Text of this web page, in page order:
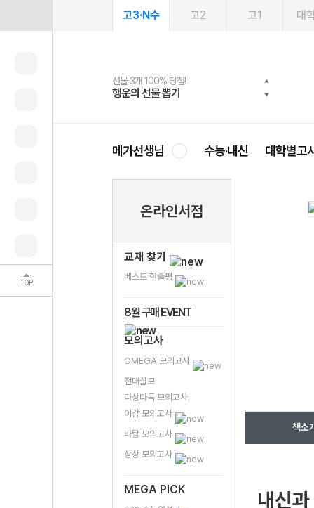
TOP
고3·N수 고2 고1 대
선물 3개 100% 당첨!
행운의 선물 뽑기
선물 100% 증정!
메가스터디 X 올리브
여름방학 스터디 캐시백
메가런 썸머스쿨
2027 러셀 단과
강사 공개선발
스마트러닝앱
설문 EVENT
메가패스
3일 무료 체험권
메가패스 수강생 무료혜택!
메가클럽 멤버십
사회공헌 캠페인
희망이룸 메가나눔
메가선생님 수능·내신 대학별고
온라인서점
교재 찾기
베스트 한줄평
8월 구매 EVENT
모의고사
OMEGA 모의고사
전대실모
다상다독 모의고사
이감 모의고사
바탕 모의고사
상상 모의고사
MEGA PICK
책소
내신